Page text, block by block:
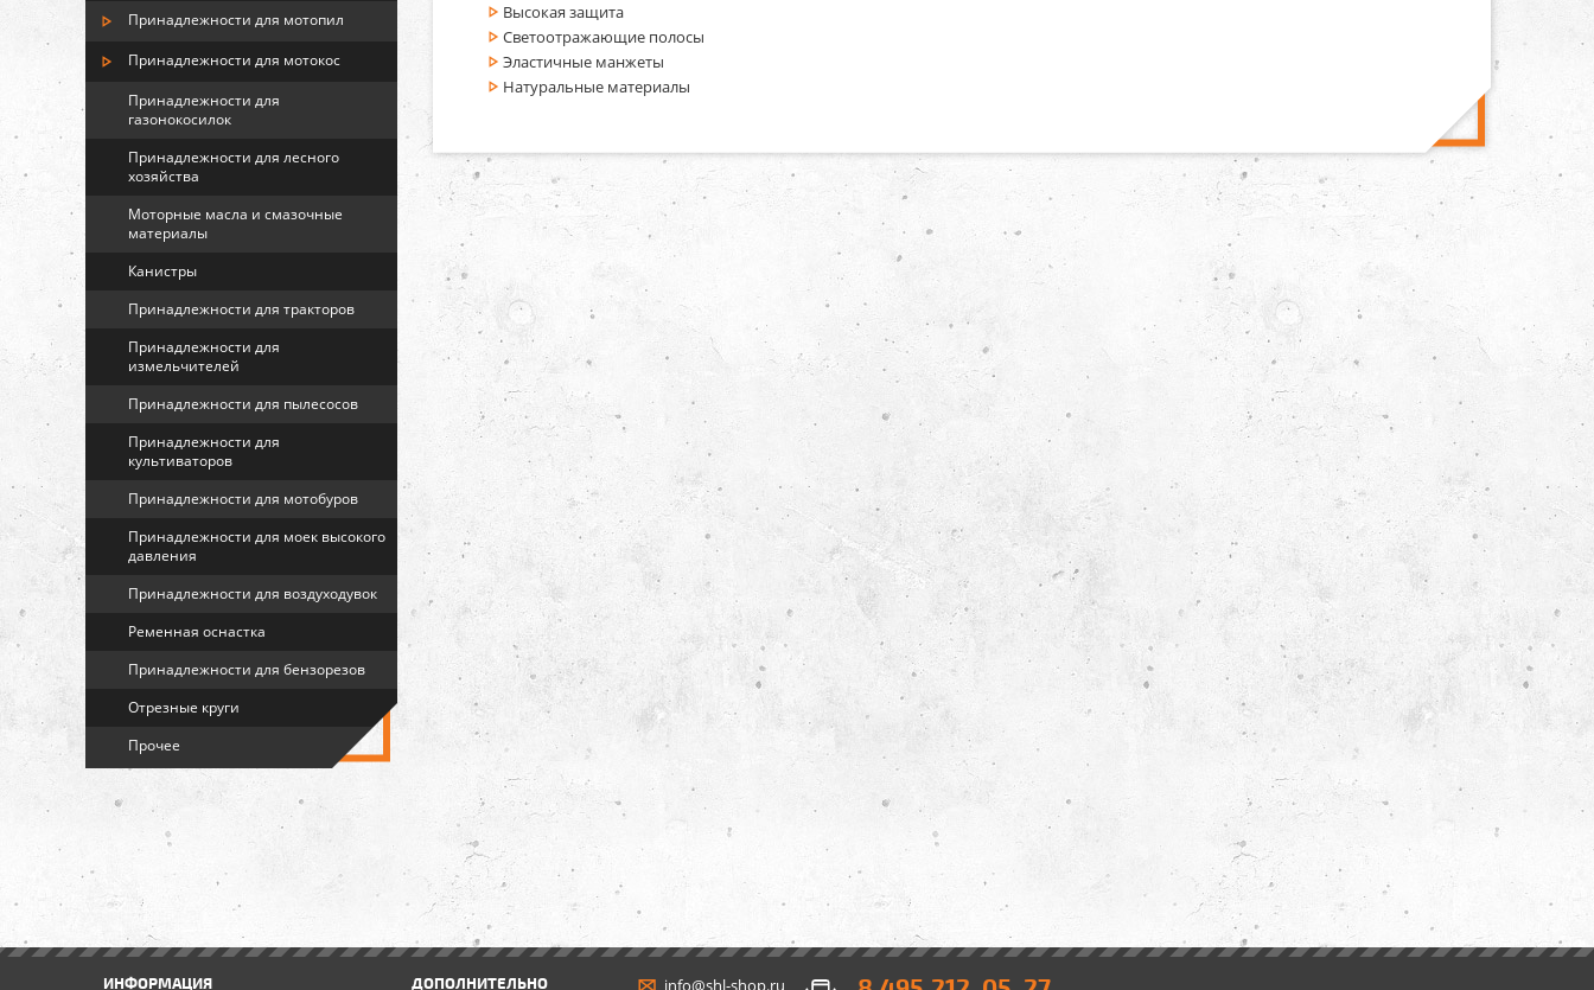
Принадлежности для мотопил
Принадлежности для мотокос
Принадлежности для
газонокосилок
Принадлежности для лесного
хозяйства
Моторные масла и смазочные
материалы
Канистры
Принадлежности для тракторов
Принадлежности для
измельчителей
Принадлежности для пылесосов
Принадлежности для
культиваторов
Принадлежности для мотобуров
Принадлежности для моек высокого
давления
Принадлежности для воздуходувок
Ременная оснастка
Принадлежности для бензорезов
Отрезные круги
Прочее
Высокая защита
Светоотражающие полосы
Эластичные манжеты
Натуральные материалы
ИНФОРМАЦИЯ ДОПОЛНИТЕЛЬНО info@shl-shop.ru